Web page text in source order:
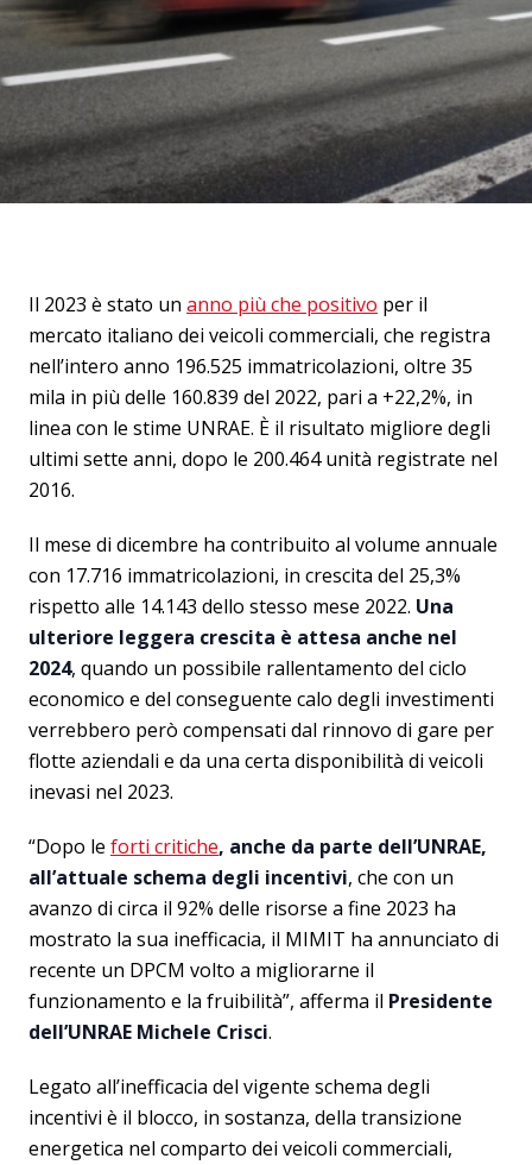
Il 2023 è stato un anno più che positivo per il
mercato italiano dei veicoli commerciali, che registra
nell’intero anno 196.525 immatricolazioni, oltre 35
mila in più delle 160.839 del 2022, pari a +22,2%, in
linea con le stime UNRAE. È il risultato migliore degli
ultimi sette anni, dopo le 200.464 unità registrate nel
2016.
Il mese di dicembre ha contribuito al volume annuale
con 17.716 immatricolazioni, in crescita del 25,3%
rispetto alle 14.143 dello stesso mese 2022. Una
ulteriore leggera crescita è attesa anche nel
2024, quando un possibile rallentamento del ciclo
economico e del conseguente calo degli investimenti
verrebbero però compensati dal rinnovo di gare per
flotte aziendali e da una certa disponibilità di veicoli
inevasi nel 2023.
“Dopo le forti critiche, anche da parte dell’UNRAE,
all’attuale schema degli incentivi, che con un
avanzo di circa il 92% delle risorse a fine 2023 ha
mostrato la sua inefficacia, il MIMIT ha annunciato di
recente un DPCM volto a migliorarne il
funzionamento e la fruibilità”, afferma il Presidente
dell’UNRAE Michele Crisci.
Legato all’inefficacia del vigente schema degli
incentivi è il blocco, in sostanza, della transizione
energetica nel comparto dei veicoli commerciali,